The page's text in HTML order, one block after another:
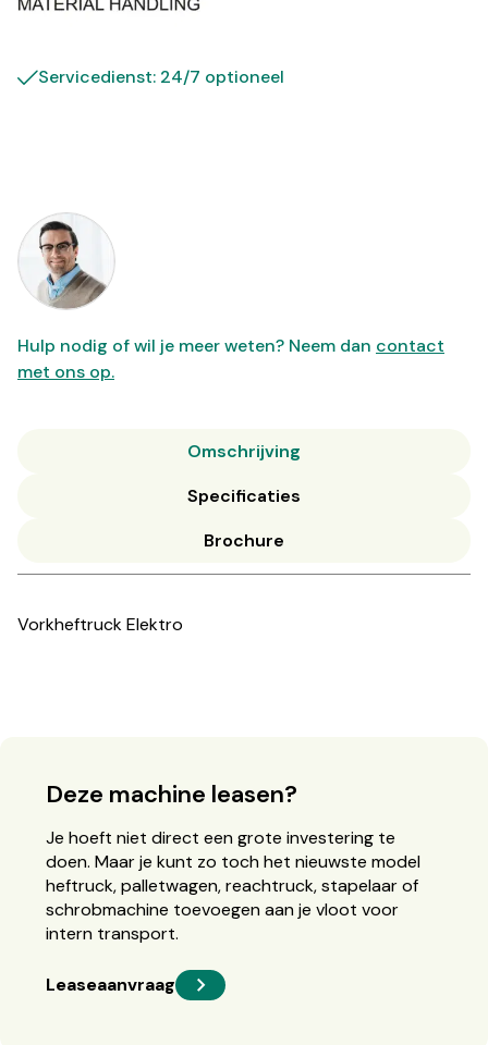
Servicedienst: 24/7 optioneel
Hulp nodig of wil je meer weten? Neem dan contact
met ons op.
Omschrijving
Specificaties
Brochure
Vorkheftruck Elektro
Deze machine leasen?
Je hoeft niet direct een grote investering te
doen. Maar je kunt zo toch het nieuwste model
heftruck, palletwagen, reachtruck, stapelaar of
schrobmachine toevoegen aan je vloot voor
intern transport.
Leaseaanvraag